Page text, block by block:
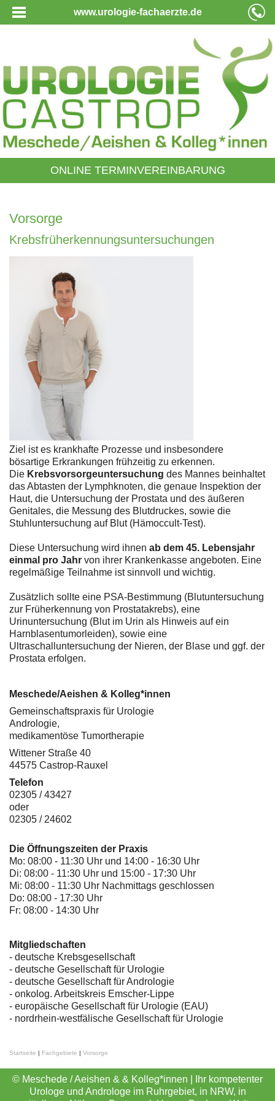
www.urologie-fachaerzte.de
ONLINE TERMINVEREINBARUNG
Vorsorge
Krebsfrüherkennungsuntersuchungen
Ziel ist es krankhafte Prozesse und insbesondere
bösartige Erkrankungen frühzeitig zu erkennen.
Die Krebsvorsorgeuntersuchung des Mannes beinhaltet
das Abtasten der Lymphknoten, die genaue Inspektion der
Haut, die Untersuchung der Prostata und des äußeren
Genitales, die Messung des Blutdruckes, sowie die
Stuhluntersuchung auf Blut (Hämoccult-Test).
Diese Untersuchung wird ihnen ab dem 45. Lebensjahr
einmal pro Jahr von ihrer Krankenkasse angeboten. Eine
regelmäßige Teilnahme ist sinnvoll und wichtig.
Zusätzlich sollte eine PSA-Bestimmung (Blutuntersuchung
zur Früherkennung von Prostatakrebs), eine
Urinuntersuchung (Blut im Urin als Hinweis auf ein
Harnblasentumorleiden), sowie eine
Ultraschalluntersuchung der Nieren, der Blase und ggf. der
Prostata erfolgen.
Meschede/Aeishen & Kolleg*innen
Gemeinschaftspraxis für Urologie
Andrologie,
medikamentöse Tumortherapie
Wittener Straße 40
44575 Castrop-Rauxel
Telefon
02305 / 43427
oder
02305 / 24602
Die Öffnungszeiten der Praxis
Mo: 08:00 - 11:30 Uhr und 14:00 - 16:30 Uhr
Di: 08:00 - 11:30 Uhr und 15:00 - 17:30 Uhr
Mi: 08:00 - 11:30 Uhr Nachmittags geschlossen
Do: 08:00 - 17:30 Uhr
Fr: 08:00 - 14:30 Uhr
Mitgliedschaften
- deutsche Krebsgesellschaft
- deutsche Gesellschaft für Urologie
- deutsche Gesellschaft für Andrologie
- onkolog. Arbeitskreis Emscher-Lippe
- europäische Gesellschaft für Urologie (EAU)
- nordrhein-westfälische Gesellschaft für Urologie
Startseite | Fachgebiete | Vorsorge
© Meschede / Aeishen & & Kolleg*innen | Ihr kompetenter
Urologe und Androloge im Ruhrgebiet, in NRW, in